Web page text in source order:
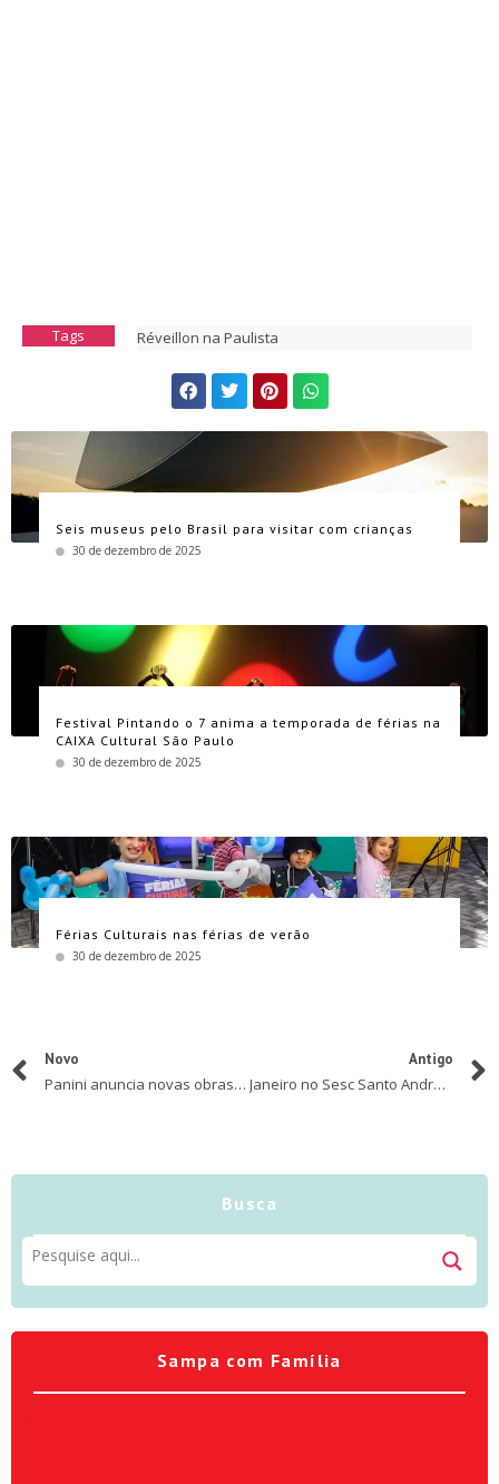
Tags Réveillon na Paulista
Seis museus pelo Brasil para visitar com crianças
30 de dezembro de 2025
Festival Pintando o 7 anima a temporada de férias na
CAIXA Cultural São Paulo
30 de dezembro de 2025
Férias Culturais nas férias de verão
30 de dezembro de 2025
Novo
Panini anuncia novas obras de Turma da Mônica, Disney, Star Wars e outros títulos para março
Antigo
Janeiro no Sesc Santo André: um universo de atividades para preencher os dias com diversão e aprendizado
Busca
Sampa com Família